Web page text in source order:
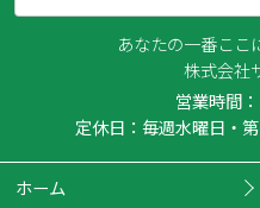
あなたの一番ここ
株式会社
営業時間
定休日：毎週水曜日・
ホーム